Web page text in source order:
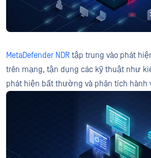
MetaDefender NDR tập trung vào phát
trên mạng, tận dụng các kỹ thuật như
phát hiện bất thường và phân tích hành